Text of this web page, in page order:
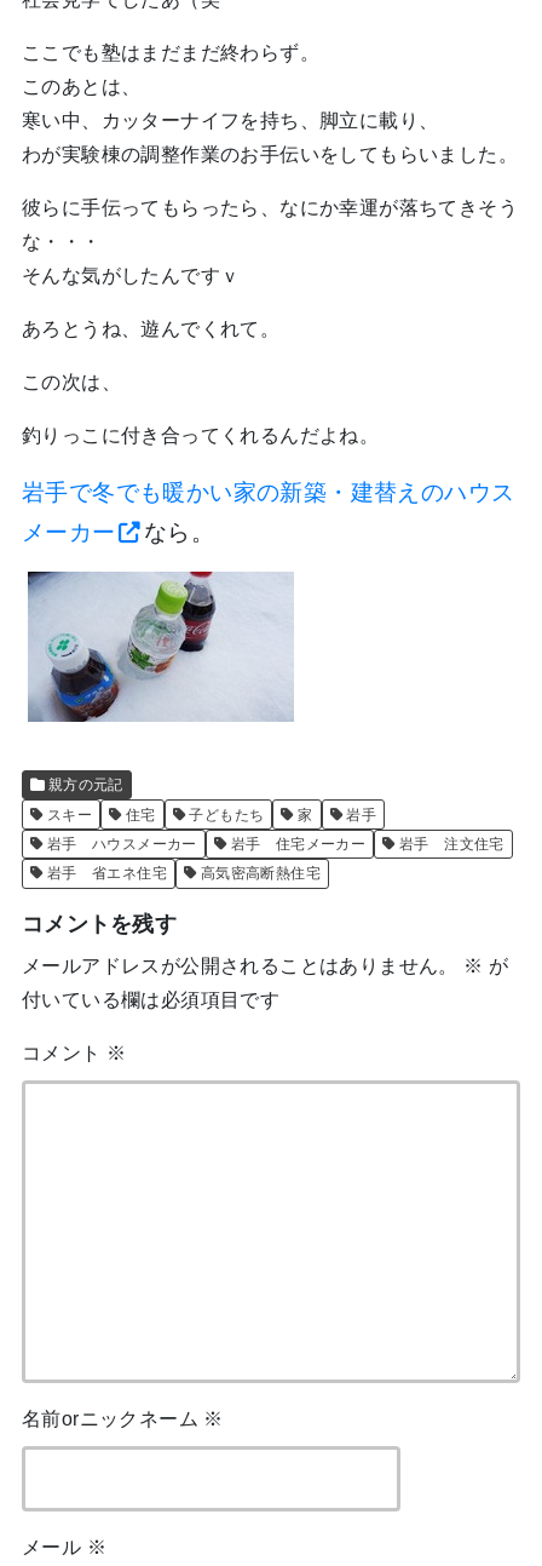
ここでも塾はまだまだ終わらず。
このあとは、
寒い中、カッターナイフを持ち、脚立に載り、
わが実験棟の調整作業のお手伝いをしてもらいました。
彼らに手伝ってもらったら、なにか幸運が落ちてきそう
な・・・
そんな気がしたんですｖ
あろとうね、遊んでくれて。
この次は、
釣りっこに付き合ってくれるんだよね。
岩手で冬でも暖かい家の新築・建替えのハウス
メーカー
なら。
親方の元記
スキー
住宅 子どもたち 家
岩手
岩手 ハウスメーカー
岩手 住宅メーカー
岩手 注文住宅
岩手 省エネ住宅
高気密高断熱住宅
コメントを残す
メールアドレスが公開されることはありません。 ※ が
付いている欄は必須項目です
コメント ※
名前orニックネーム ※
メール ※